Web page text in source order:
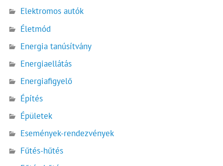
Elektromos autók
Életmód
Energia tanúsítvány
Energiaellátás
Energiafigyelő
Építés
Épületek
Események-rendezvények
Fűtés-hűtés